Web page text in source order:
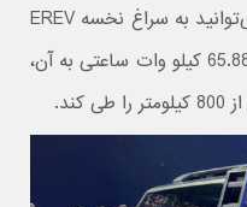
سفرهای طولانی‌تر را تجربه کنید، می‌توانید به سراغ نخسه‌ EREV
بروید که با اضافه شدن باتری‌های 65.88 کیلو وات ساعتی به آن،